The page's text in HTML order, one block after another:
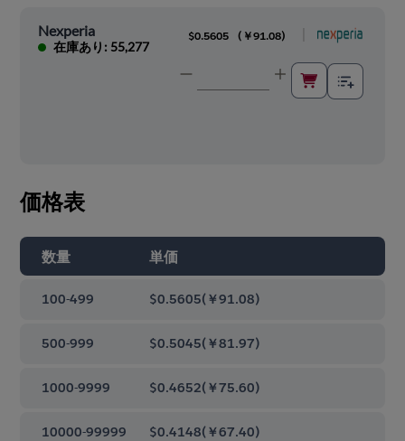
Nexperia
在庫あり: 55,277
$0.5605 ( ￥91.08)
価格表
数量 単価
100-499 $0.5605(￥91.08)
500-999 $0.5045(￥81.97)
1000-9999 $0.4652(￥75.60)
10000-99999 $0.4148(￥67.40)